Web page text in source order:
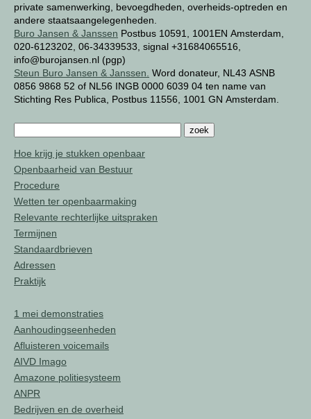
private samenwerking, bevoegdheden, overheids-optreden en
andere staatsaangelegenheden.
Buro Jansen & Janssen Postbus 10591, 1001EN Amsterdam,
020-6123202, 06-34339533, signal +31684065516,
info@burojansen.nl (pgp)
Steun Buro Jansen & Janssen. Word donateur, NL43 ASNB
0856 9868 52 of NL56 INGB 0000 6039 04 ten name van
Stichting Res Publica, Postbus 11556, 1001 GN Amsterdam.
Hoe krijg je stukken openbaar
Openbaarheid van Bestuur
Procedure
Wetten ter openbaarmaking
Relevante rechterlijke uitspraken
Termijnen
Standaardbrieven
Adressen
Praktijk
1 mei demonstraties
Aanhoudingseenheden
Afluisteren voicemails
AIVD Imago
Amazone politiesysteem
ANPR
Bedrijven en de overheid